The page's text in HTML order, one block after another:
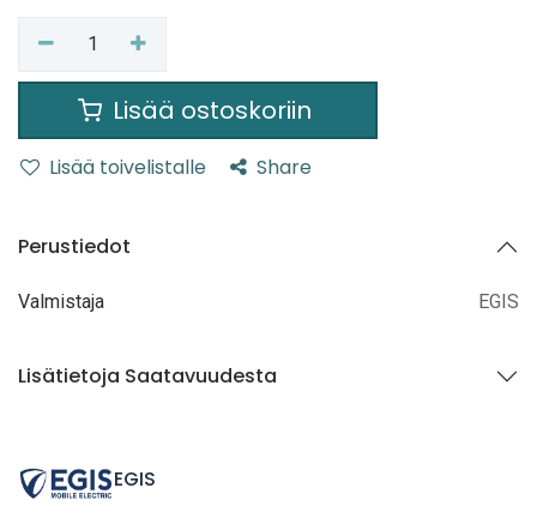
Lisää ostoskoriin
Lisää toivelistalle Share
Perustiedot
Valmistaja EGIS
Lisätietoja Saatavuudesta
EGIS